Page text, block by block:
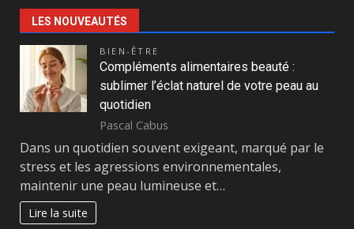
LES NOUVEAUTÉS
BIEN-ÊTRE
Compléments alimentaires beauté :
sublimer l’éclat naturel de votre peau au
quotidien
Pascal Cabus
Dans un quotidien souvent exigeant, marqué par le
stress et les agressions environnementales,
maintenir une peau lumineuse et…
Lire la suite